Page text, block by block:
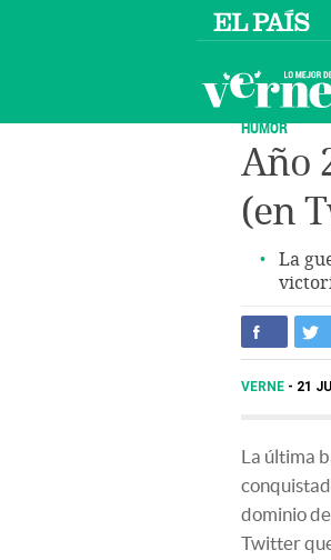
HUMOR
Año
(en
La
VERNE 21
La última
dominio
Twitter